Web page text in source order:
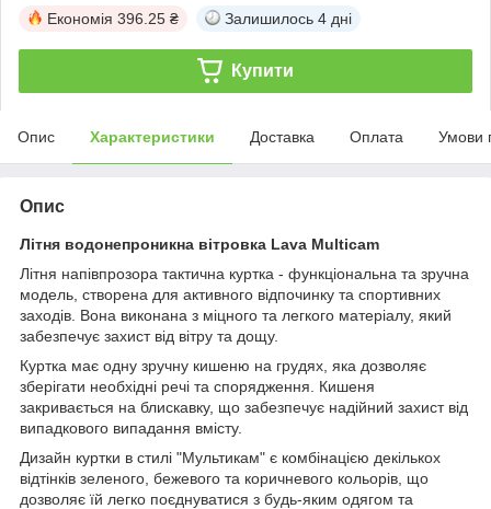
Економія 396.25 ₴ Залишилось 4 дні
Купити
Опис Характеристики Доставка Оплата Умови
Опис
Літня водонепроникна вітровка Lava Multicam
Літня напівпрозора тактична куртка - функціональна та зручна
модель, створена для активного відпочинку та спортивних
заходів. Вона виконана з міцного та легкого матеріалу, який
забезпечує захист від вітру та дощу.
Куртка має одну зручну кишеню на грудях, яка дозволяє
зберігати необхідні речі та спорядження. Кишеня
закривається на блискавку, що забезпечує надійний захист від
випадкового випадання вмісту.
Дизайн куртки в стилі "Мультикам" є комбінацією декількох
відтінків зеленого, бежевого та коричневого кольорів, що
дозволяє їй легко поєднуватися з будь-яким одягом та